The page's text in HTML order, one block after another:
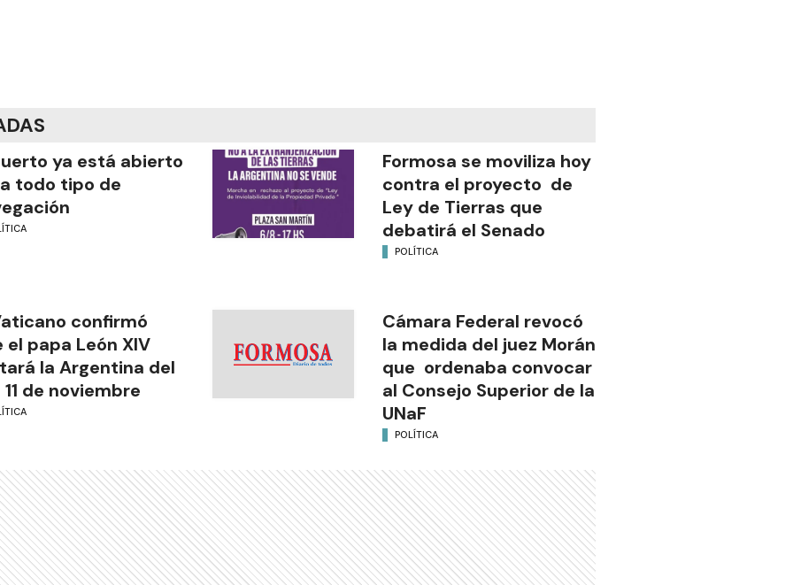
ya está abierto
todo tipo de
Formosa se moviliza hoy
contra el proyecto de
Ley de Tierras que
debatirá el Senado
POLÍTICA
confirmó
el papa León XIV
la Argentina del
11 de noviembre
Cámara Federal revocó
la medida del juez Morán
que ordenaba convocar
al Consejo Superior de la
UNaF
POLÍTICA